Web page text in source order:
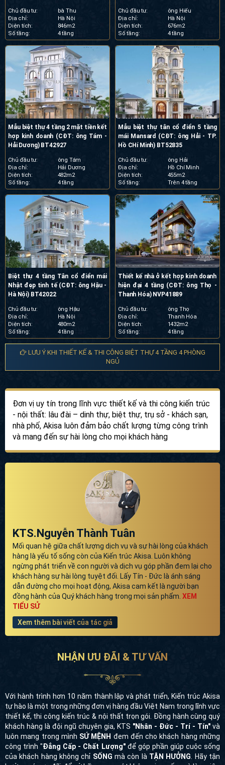
Chủ đầu tư:
bà Thu
Địa chỉ:
Hà Nội
Diện tích:
846m2
Số tầng:
4 tầng
Chủ đầu tư:
ông Hiếu
Địa chỉ:
Hà Nội
Diện tích:
676m2
Số tầng:
4 tầng
Mẫu biệt thự 4 tầng 2 mặt tiền kết
hợp kinh doanh (CĐT: ông Tám -
Hải Dương) BT42927
Chủ đầu tư:
ông Tám
Địa chỉ:
Hải Dương
Diện tích:
482m2
Số tầng:
4 tầng
Mẫu biệt thự tân cổ điển 5 tầng
mái Mansard (CĐT: ông Hải - TP.
Hồ CHí Minh) BT52835
Chủ đầu tư:
ông Hải
Địa chỉ:
Hồ Chí Minh
Diện tích:
455m2
Số tầng:
Trên 4 tầng
Biệt thự 4 tầng Tân cổ điển mái
Nhật đẹp tinh tế (CĐT: ông Hậu -
Hà Nội) BT42022
Chủ đầu tư:
ông Hậu
Địa chỉ:
Hà Nội
Diện tích:
480m2
Số tầng:
4 tầng
Thiết kế nhà ở kết hợp kinh doanh
hiện đại 4 tầng (CĐT: ông Thọ -
Thanh Hóa) NVP41889
Chủ đầu tư:
ông Thọ
Địa chỉ:
Thanh Hóa
Diện tích:
1432m2
Số tầng:
4 tầng
LƯU Ý KHI THIẾT KẾ & THI CÔNG BIỆT THỰ 4 TẦNG 4 PHÒNG
NGỦ
Đơn vị uy tín trong lĩnh vực thiết kế và thi công kiến trúc
- nội thất: lâu đài – dinh thự, biệt thự, trụ sở - khách sạn,
nhà phố, Akisa luôn đảm bảo chất lượng từng công trình
và mang đến sự hài lòng cho mọi khách hàng
KTS.Nguyễn Thành Tuân
Mối quan hệ giữa chất lượng dịch vụ và sự hài lòng của khách
hàng là yếu tố sống còn của Kiến trúc Akisa. Luôn không
ngừng phát triển về con người và dịch vụ góp phần đem lại cho
khách hàng sự hài lòng tuyệt đối. Lấy Tín - Đức là ánh sáng
dẫn đường cho mọi hoạt động, Akisa cam kết là người bạn
đồng hành của Quý khách hàng trong mọi sản phẩm. XEM
TIỂU SỬ
Xem thêm bài viết của tác giả
NHẬN ƯU ĐÃI & TƯ VẤN
Với hành trình hơn 10 năm thành lập và phát triển, Kiến trúc Akisa
tự hào là một trong những đơn vị hàng đầu Việt Nam trong lĩnh vực
thiết kế, thi công kiến trúc & nội thất trọn gói. Đồng hành cùng quý
khách hàng là đội ngũ chuyên gia, KTS "Nhân - Đức - Trí - Tín" và
luôn mang trong mình SỨ MỆNH đem đến cho khách hàng những
công trình "Đẳng Cấp - Chất Lượng"để góp phần giúp cuộc sống
của khách hàng không chỉ SỐNG mà còn là TẬN HƯỞNG . Hãy tận